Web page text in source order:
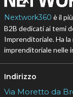
Nextwork360 è il
B2B dedicati ai temi
Imprenditoriale. Ha
imprenditoriale nelle
Indirizzo
Via Moretto da